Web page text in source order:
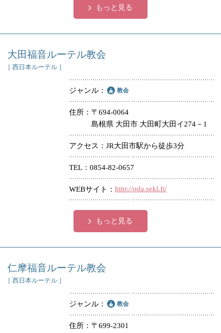
もっと見る
大田福音ルーテル教会
［ 西日本ルーテル ］
ジャンル 教会
住所
〒694-0064
島根県 大田市 大田町大田イ274－1
アクセス JR大田市駅から徒歩3分
TEL 0854-82-0657
WEBサイト http://oda.sekl.fi/
もっと見る
仁摩福音ルーテル教会
［ 西日本ルーテル ］
ジャンル 教会
住所
〒699-2301